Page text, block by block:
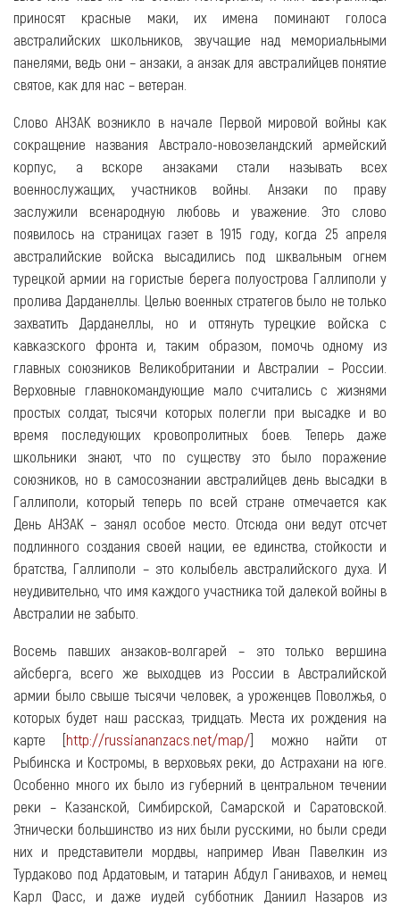
приносят красные маки, их имена поминают голоса
австралийских школьников, звучащие над мемориальными
панелями, ведь они – анзаки, а анзак для австралийцев понятие
святое, как для нас – ветеран.
Слово АНЗАК возникло в начале Первой мировой войны как
сокращение названия Австрало-новозеландский армейский
корпус, а вскоре анзаками стали называть всех
военнослужащих, участников войны. Анзаки по праву
заслужили всенародную любовь и уважение. Это слово
появилось на страницах газет в 1915 году, когда 25 апреля
австралийские войска высадились под шквальным огнем
турецкой армии на гористые берега полуострова Галлиполи у
пролива Дарданеллы. Целью военных стратегов было не только
захватить Дарданеллы, но и оттянуть турецкие войска с
кавказского фронта и, таким образом, помочь одному из
главных союзников Великобритании и Австралии – России.
Верховные главнокомандующие мало считались с жизнями
простых солдат, тысячи которых полегли при высадке и во
время последующих кровопролитных боев. Теперь даже
школьники знают, что по существу это было поражение
союзников, но в самосознании австралийцев день высадки в
Галлиполи, который теперь по всей стране отмечается как
День АНЗАК – занял особое место. Отсюда они ведут отсчет
подлинного создания своей нации, ее единства, стойкости и
братства, Галлиполи – это колыбель австралийского духа. И
неудивительно, что имя каждого участника той далекой войны в
Австралии не забыто.
Восемь павших анзаков-волгарей – это только вершина
айсберга, всего же выходцев из России в Австралийской
армии было свыше тысячи человек, а уроженцев Поволжья, о
которых будет наш рассказ, тридцать. Места их рождения на
карте [http://russiananzacs.net/map/] можно найти от
Рыбинска и Костромы, в верховьях реки, до Астрахани на юге.
Особенно много их было из губерний в центральном течении
реки – Казанской, Симбирской, Самарской и Саратовской.
Этнически большинство из них были русскими, но были среди
них и представители мордвы, например Иван Павелкин из
Турдаково под Ардатовым, и татарин Абдул Ганивахов, и немец
Карл Фасс, и даже иудей субботник Даниил Назаров из